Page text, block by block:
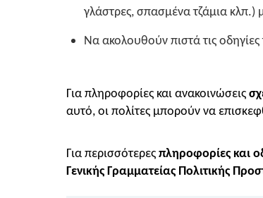
γλάστρες, σπασμένα τζάμια
Να ακολουθούν πιστά τις
Για πληροφορίες και ανακοινώσεις
αυτό, οι πολίτες μπορούν να
Για περισσότερες πληροφορίες και
Γενικής Γραμματείας Πολιτικής